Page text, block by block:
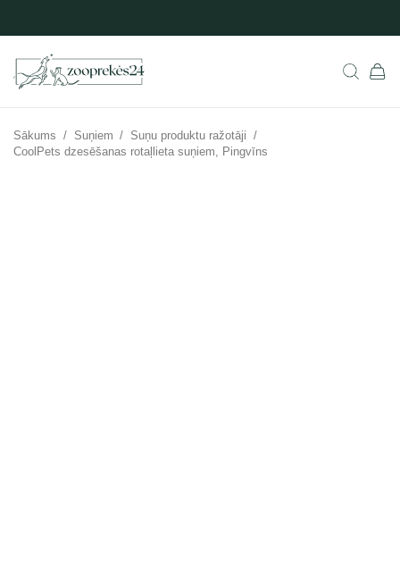
Sākums / Suņiem / Suņu produktu ražotāji /
CoolPets dzesēšanas rotaļlieta suņiem, Pingvīns